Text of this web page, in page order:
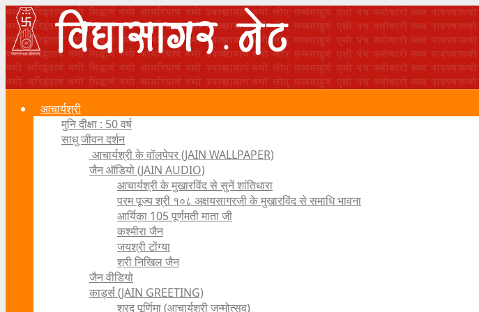
आचार्यश्री
मुनि दीक्षा : 50 वर्ष
साधु जीवन दर्शन
आचार्यश्री के वॉलपेपर (JAIN WALLPAPER)
जैन ऑडियो (JAIN AUDIO)
आचार्यश्री के मुखारविंद से सुनें शांतिधारा
परम पूज्य श्री १०८ अक्षयसागरजी के मुखारविंद से समाधि भावना
आर्यिका 105 पूर्णमती माता जी
कश्मीरा जैन
जयश्री टोंग्या
श्री निखिल जैन
जैन वीडियो
कार्ड्स (JAIN GREETING)
शरद पूर्णिमा (आचार्यश्री जन्मोत्सव)